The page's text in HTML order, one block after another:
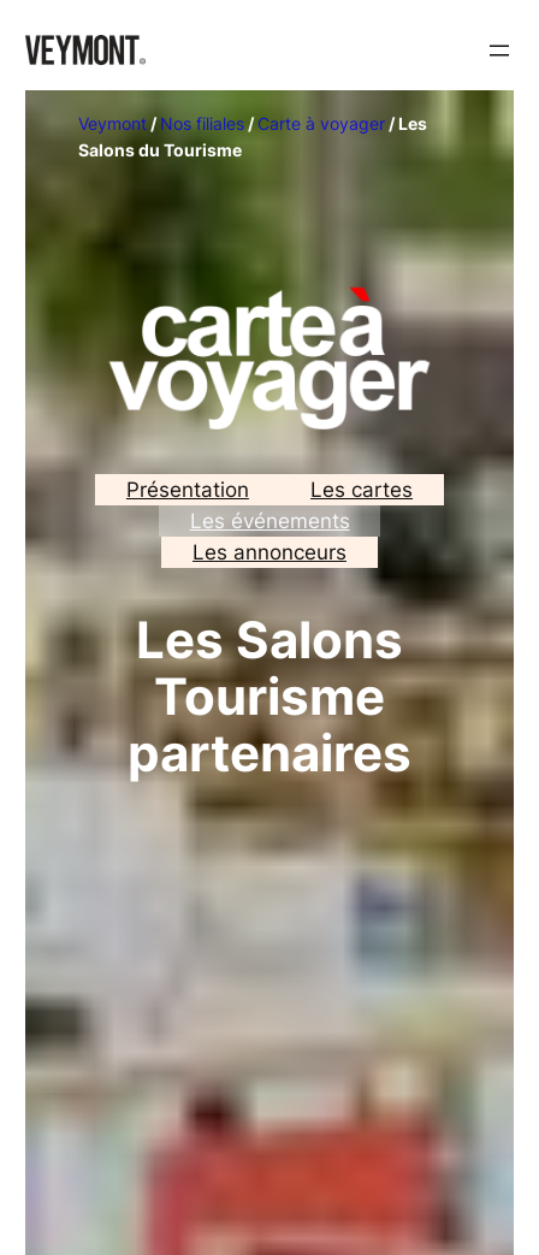
Veymont /Nos filiales /Carte à voyager /Les
Salons du Tourisme
Présentation
Les cartes
Les événements
Les annonceurs
LesSalons
Tourisme
partenaires